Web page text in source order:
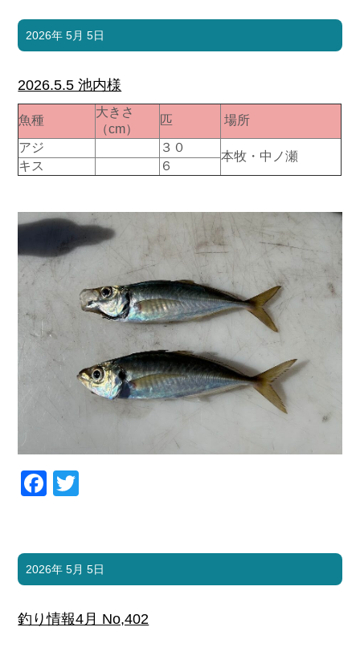
2026年 5月 5日
2026.5.5 池内様
魚種
大きさ
（cm）
匹
場所
アジ
３０
本牧・中ノ瀬
キス ６
Facebook
2026年 5月 5日
釣り情報4月 No,402